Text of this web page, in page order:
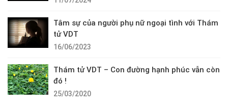
Tâm sự của người phụ nữ ngoại tình với Thám
tử VDT
16/06/2023
Thám tử VDT – Con đường hạnh phúc vẫn còn
đó !
25/03/2020